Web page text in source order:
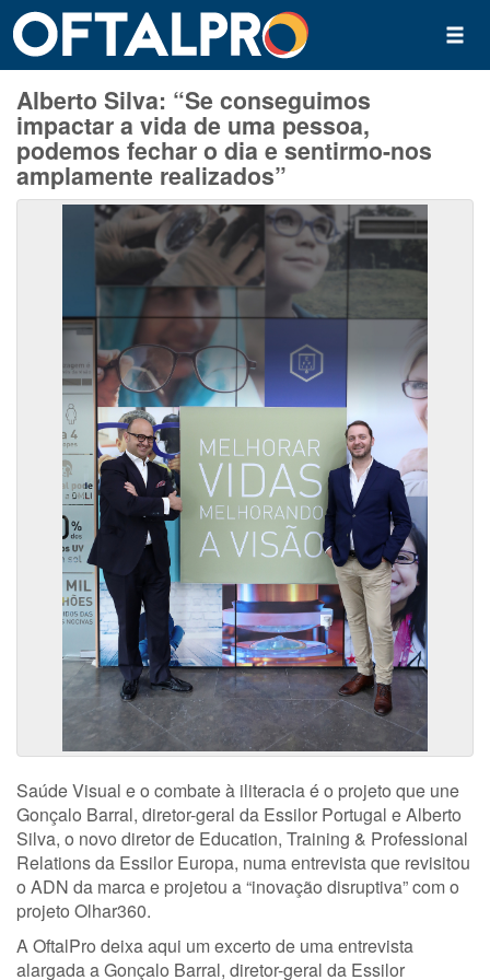
Alberto Silva: “Se conseguimos
impactar a vida de uma pessoa,
podemos fechar o dia e sentirmo-nos
amplamente realizados”
Saúde Visual e o combate à iliteracia é o projeto que une
Gonçalo Barral, diretor-geral da Essilor Portugal e Alberto
Silva, o novo diretor de Education, Training & Professional
Relations da Essilor Europa, numa entrevista que revisitou
o ADN da marca e projetou a “inovação disruptiva” com o
projeto Olhar360.
A OftalPro deixa aqui um excerto de uma entrevista
alargada a Gonçalo Barral, diretor-geral da Essilor